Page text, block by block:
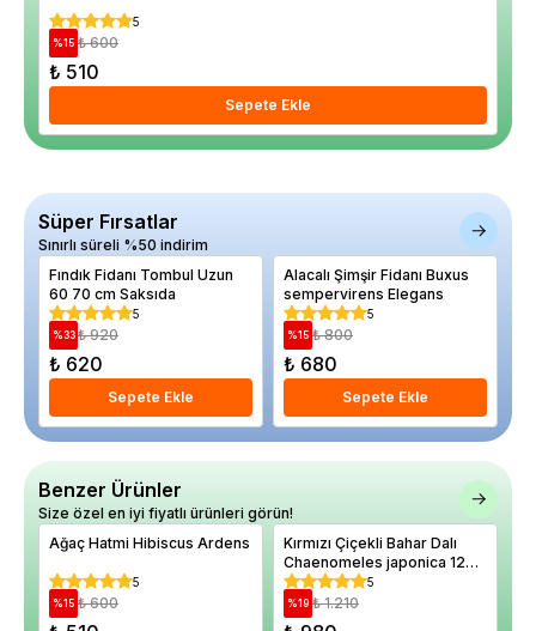
5
%15 ₺ 600
₺ 510
Sepete Ekle
Süper Fırsatlar
Sınırlı süreli %50 indirim
Fındık Fidanı Tombul Uzun
60 70 cm Saksıda
5
%33 ₺ 920
₺ 620
Sepete Ekle
Alacalı Şimşir Fidanı Buxus
sempervirens Elegans
5
%15 ₺ 800
₺ 680
Sepete Ekle
Benzer Ürünler
Size özel en iyi fiyatlı ürünleri görün!
Ağaç Hatmi Hibiscus Ardens
5
%15 ₺ 600
Kırmızı Çiçekli Bahar Dalı
Chaenomeles japonica 120
cm Saksıda5
%19 ₺ 1.210